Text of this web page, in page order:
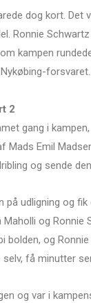
dog kort. Det
Ronnie
kampen
2
gang i
Mads Emil
og sende
på udligning og
og
bolden, og
få minutter
og var i